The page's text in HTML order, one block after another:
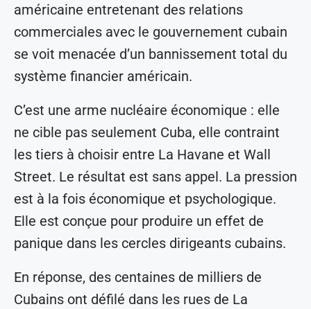
américaine entretenant des relations
commerciales avec le gouvernement cubain
se voit menacée d’un bannissement total du
système financier américain.
C’est une arme nucléaire économique : elle
ne cible pas seulement Cuba, elle contraint
les tiers à choisir entre La Havane et Wall
Street. Le résultat est sans appel. La pression
est à la fois économique et psychologique.
Elle est conçue pour produire un effet de
panique dans les cercles dirigeants cubains.
En réponse, des centaines de milliers de
Cubains ont défilé dans les rues de La